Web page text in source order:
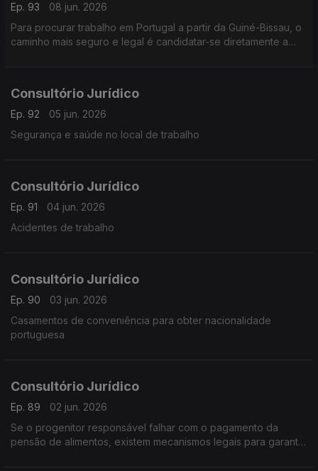
Ep. 93
08 jun. 2026
Para procurar trabalho em Portugal a partir da Guiné-Bissau, o
caminho mais seguro e legal é candidatar-se diretamente a
Consultório Jurídico
Ep. 92
05 jun. 2026
Segurança e saúde no local de trabalho
Consultório Jurídico
Ep. 91
04 jun. 2026
Acidentes de trabalho
Consultório Jurídico
Ep. 90
03 jun. 2026
Casamentos de conveniência para obter nacionalidade
portuguesa
Consultório Jurídico
Ep. 89
02 jun. 2026
Se o progenitor responsável falhar com o pagamento da
pensão de alimentos, existem mecanismos legais para garantir